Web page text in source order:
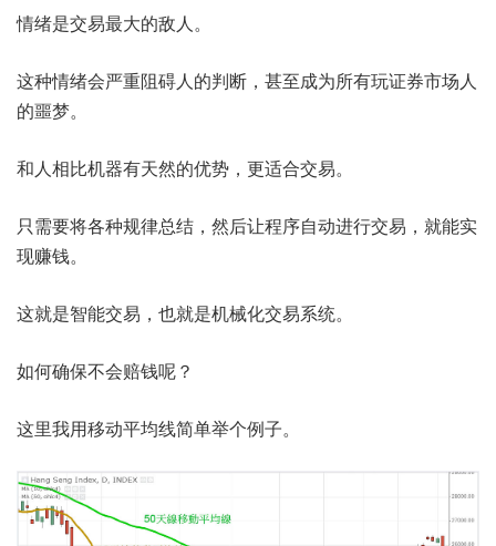
情绪是交易最大的敌人。
这种情绪会严重阻碍人的判断，甚至成为所有玩证券市场人
的噩梦。
和人相比机器有天然的优势，更适合交易。
只需要将各种规律总结，然后让程序自动进行交易，就能实
现赚钱。
这就是智能交易，也就是机械化交易系统。
如何确保不会赔钱呢？
这里我用移动平均线简单举个例子。